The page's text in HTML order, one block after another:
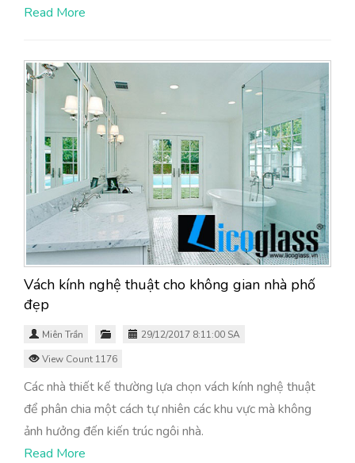
Read More
Vách kính nghệ thuật cho không gian nhà phố
đẹp
Miên Trần
29/12/2017 8:11:00 SA
View Count 1176
Các nhà thiết kế thường lựa chọn vách kính nghệ thuật
để phân chia một cách tự nhiên các khu vực mà không
ảnh hưởng đến kiến trúc ngôi nhà.
Read More